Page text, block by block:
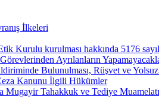
İlkeleri
Kurulu kurulması hakkında 5176
Ayrılanların
Bulunulması, Rüşvet ve
Kanunu İlgili Hükümler
Mugayir Tahakkuk ve Tediye